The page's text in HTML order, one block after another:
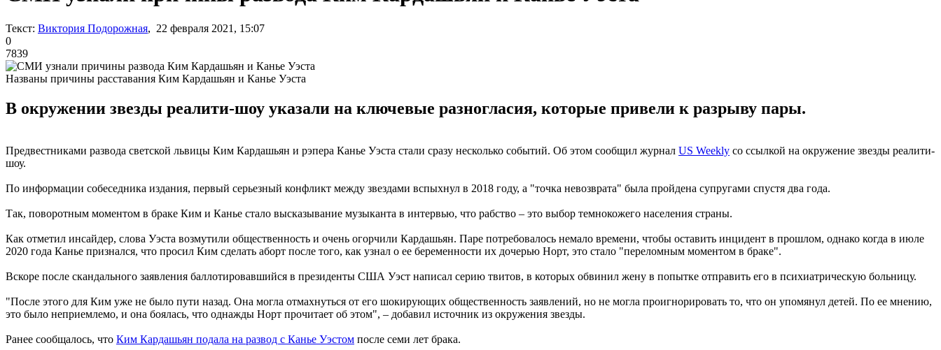
Текст: Виктория Подорожная, 22 февраля 2021, 15:07
0
7839
Названы причины расставания Ким Кардашьян и Канье Уэста
В окружении звезды реалити-шоу указали на ключевые разногласия, которые привели к разрыву пары.
Предвестниками развода светской львицы Ким Кардашьян и рэпера Канье Уэста стали сразу несколько событий. Об этом сообщил журнал US Weekly со ссылкой на окружение звезды реалити-
шоу.
По информации собеседника издания, первый серьезный конфликт между звездами вспыхнул в 2018 году, а "точка невозврата" была пройдена супругами спустя два года.
Так, поворотным моментом в браке Ким и Канье стало высказывание музыканта в интервью, что рабство – это выбор темнокожего населения страны.
Как отметил инсайдер, слова Уэста возмутили общественность и очень огорчили Кардашьян. Паре потребовалось немало времени, чтобы оставить инцидент в прошлом, однако когда в июле
2020 года Канье признался, что просил Ким сделать аборт после того, как узнал о ее беременности их дочерью Норт, это стало "переломным моментом в браке".
Вскоре после скандального заявления баллотировавшийся в президенты США Уэст написал серию твитов, в которых обвинил жену в попытке отправить его в психиатрическую больницу.
"После этого для Ким уже не было пути назад. Она могла отмахнуться от его шокирующих общественность заявлений, но не могла проигнорировать то, что он упомянул детей. По ее мнению,
это было неприемлемо, и она боялась, что однажды Норт прочитает об этом", – добавил источник из окружения звезды.
Ранее сообщалось, что Ким Кардашьян подала на развод с Канье Уэстом после семи лет брака.